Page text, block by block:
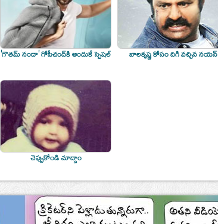
'గౌతమ్‌ నందా' గోపీచంద్‌కి అందుకే స్పెషల్‌ బాలకృష్ణ కోసం దిగి వచ్చిన నయన్‌
చెప్పుకోండి చూద్దాం